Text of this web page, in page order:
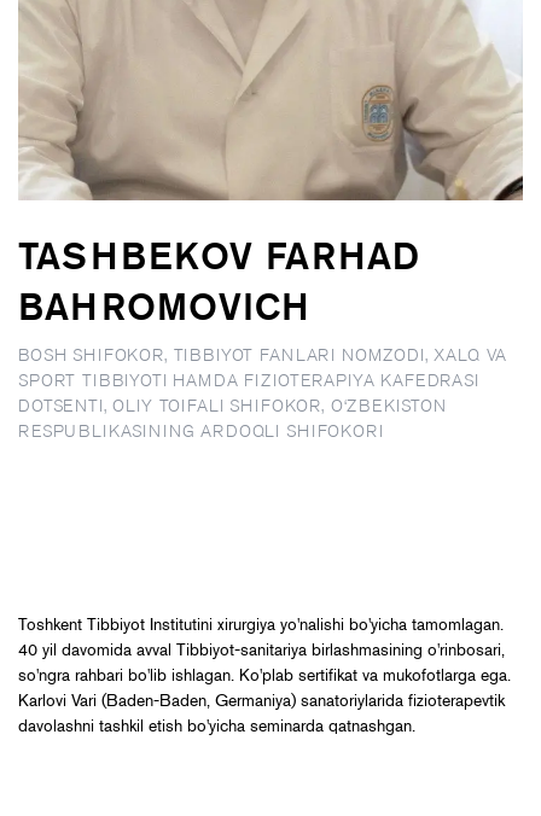
TASHBEKOV FARHAD
BAHROMOVICH
BOSH SHIFOKOR, TIBBIYOT FANLARI NOMZODI, XALQ VA
SPORT TIBBIYOTI HAMDA FIZIOTERAPIYA KAFEDRASI
DOTSENTI, OLIY TOIFALI SHIFOKOR, O‘ZBEKISTON
RESPUBLIKASINING ARDOQLI SHIFOKORI
Toshkent Tibbiyot Institutini xirurgiya yo'nalishi bo'yicha tamomlagan.
40 yil davomida avval Tibbiyot-sanitariya birlashmasining o'rinbosari,
so'ngra rahbari bo'lib ishlagan. Ko'plab sertifikat va mukofotlarga ega.
Karlovi Vari (Baden-Baden, Germaniya) sanatoriylarida fizioterapevtik
davolashni tashkil etish bo'yicha seminarda qatnashgan.